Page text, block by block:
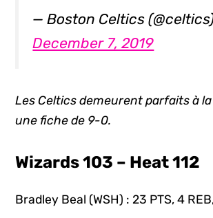
— Boston Celtics
December 7, 2019
Les Celtics demeurent parfaits à
une fiche de 9-0.
Wizards 103 – Heat 112
Bradley Beal (WSH) : 23 PTS, 4